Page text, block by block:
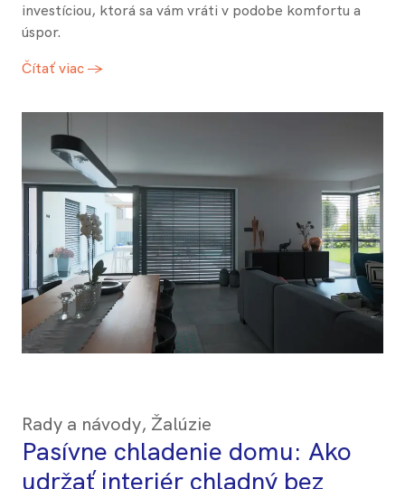
investíciou, ktorá sa vám vráti v podobe komfortu a
úspor.
Čítať viac →
Rady a návody, Žalúzie
Pasívne chladenie domu: Ako
udržať interiér chladný bez